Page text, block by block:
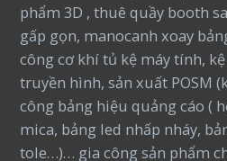
phẩm 3D , thuê quầy booth
gấp gọn, manocanh xoay
công cơ khí tủ kệ máy tính,
truyền hình, sản xuất POSM
công bảng hiệu quảng cáo (
mica, bảng led nhấp nháy,
tole…)… gia công sản phẩm